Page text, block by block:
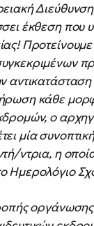
έκθεση που
αντικατάσταση
κάθε
ο
μία
ντρια, η
Ημερολόγιο